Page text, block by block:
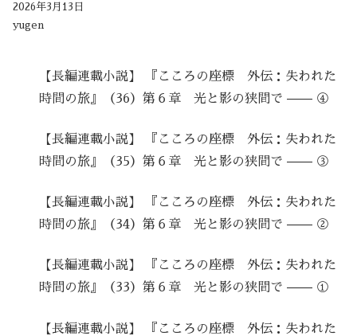
2026年3月13日
yugen
【長編連載小説】 『こころの座標 外伝：失われた
時間の旅』（36）第６章 光と影の狭間で —— ④
【長編連載小説】 『こころの座標 外伝：失われた
時間の旅』（35）第６章 光と影の狭間で —— ③
【長編連載小説】 『こころの座標 外伝：失われた
時間の旅』（34）第６章 光と影の狭間で —— ②
【長編連載小説】 『こころの座標 外伝：失われた
時間の旅』（33）第６章 光と影の狭間で —— ①
【長編連載小説】 『こころの座標 外伝：失われた